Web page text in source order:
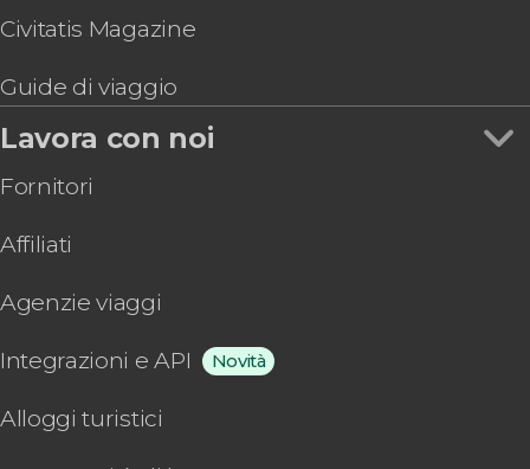
Civitatis Magazine
Guide di viaggio
Lavora con noi
Fornitori
Affiliati
Agenzie viaggi
Integrazioni e API Novità
Alloggi turistici